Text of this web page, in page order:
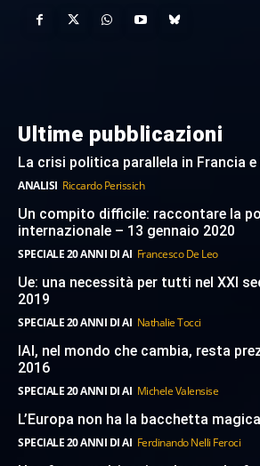
Ultime pubblicazioni
La crisi politica parallela in Francia e
ANALISI Riccardo Perissich
Un compito difficile: raccontare la
internazionale – 13 gennaio 2020
SPECIALE 20 ANNI DI AI Francesco De Leo
Ue: una necessità per tutti nel XXI
2019
SPECIALE 20 ANNI DI AI Nathalie Tocci
IAI, nel mondo che cambia, resta
2016
SPECIALE 20 ANNI DI AI Michele Valensise
L’Europa non ha la bacchetta
SPECIALE 20 ANNI DI AI Ferdinando Nelli Feroci